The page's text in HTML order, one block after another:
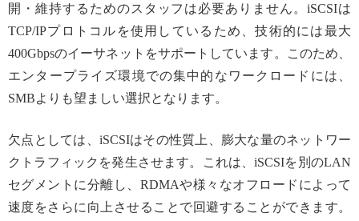
開・維持するためのスタッフは必要ありません。iSCSIは
TCP/IPプロトコルを使用しているため、技術的には最大
400Gbpsのイーサネットをサポートしています。このため、
エンタープライズ環境での集中的なワークロードには、
SMBよりも望ましい選択となります。
欠点としては、iSCSIはその性質上、膨大な量のネットワー
クトラフィックを発生させます。これは、iSCSIを別のLAN
セグメントに分離し、RDMAや様々なオフロードによって
速度をさらに向上させることで回避することができます。